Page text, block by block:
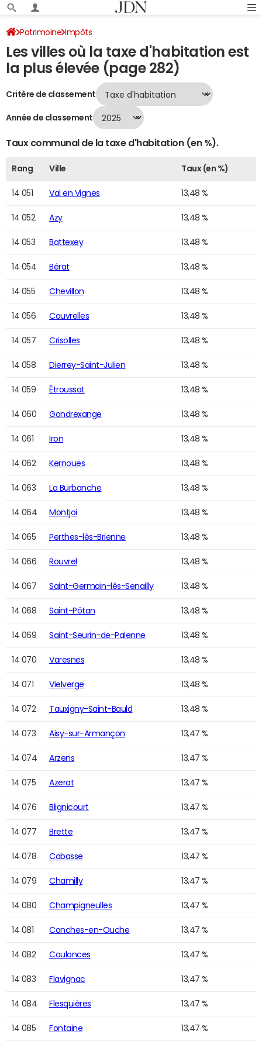
Patrimoine Impôts
Villes où la taxe d'habitation est la plus élevée Page 282
Les villes où la taxe d'habitation est
la plus élevée (page 282)
Critère de classement
Année de classement
Taux communal de la taxe d'habitation (en %).
Rang Ville Taux (en %)
14 051 Val en Vignes 13,48 %
14 052 Azy 13,48 %
14 053 Battexey 13,48 %
14 054 Bérat 13,48 %
14 055 Chevillon 13,48 %
14 056 Couvrelles 13,48 %
14 057 Crisolles 13,48 %
14 058 Dierrey-Saint-Julien 13,48 %
14 059 Étroussat 13,48 %
14 060 Gondrexange 13,48 %
14 061 Iron 13,48 %
14 062 Kernouës 13,48 %
14 063 La Burbanche 13,48 %
14 064 Montjoi 13,48 %
14 065 Perthes-lès-Brienne 13,48 %
14 066 Rouvrel 13,48 %
14 067 Saint-Germain-lès-Senailly 13,48 %
14 068 Saint-Pôtan 13,48 %
14 069 Saint-Seurin-de-Palenne 13,48 %
14 070 Varesnes 13,48 %
14 071 Vielverge 13,48 %
14 072 Tauxigny-Saint-Bauld 13,48 %
14 073 Aisy-sur-Armançon 13,47 %
14 074 Arzens 13,47 %
14 075 Azerat 13,47 %
14 076 Blignicourt 13,47 %
14 077 Brette 13,47 %
14 078 Cabasse 13,47 %
14 079 Chamilly 13,47 %
14 080 Champigneulles 13,47 %
14 081 Conches-en-Ouche 13,47 %
14 082 Coulonces 13,47 %
14 083 Flavignac 13,47 %
14 084 Flesquières 13,47 %
14 085 Fontaine 13,47 %